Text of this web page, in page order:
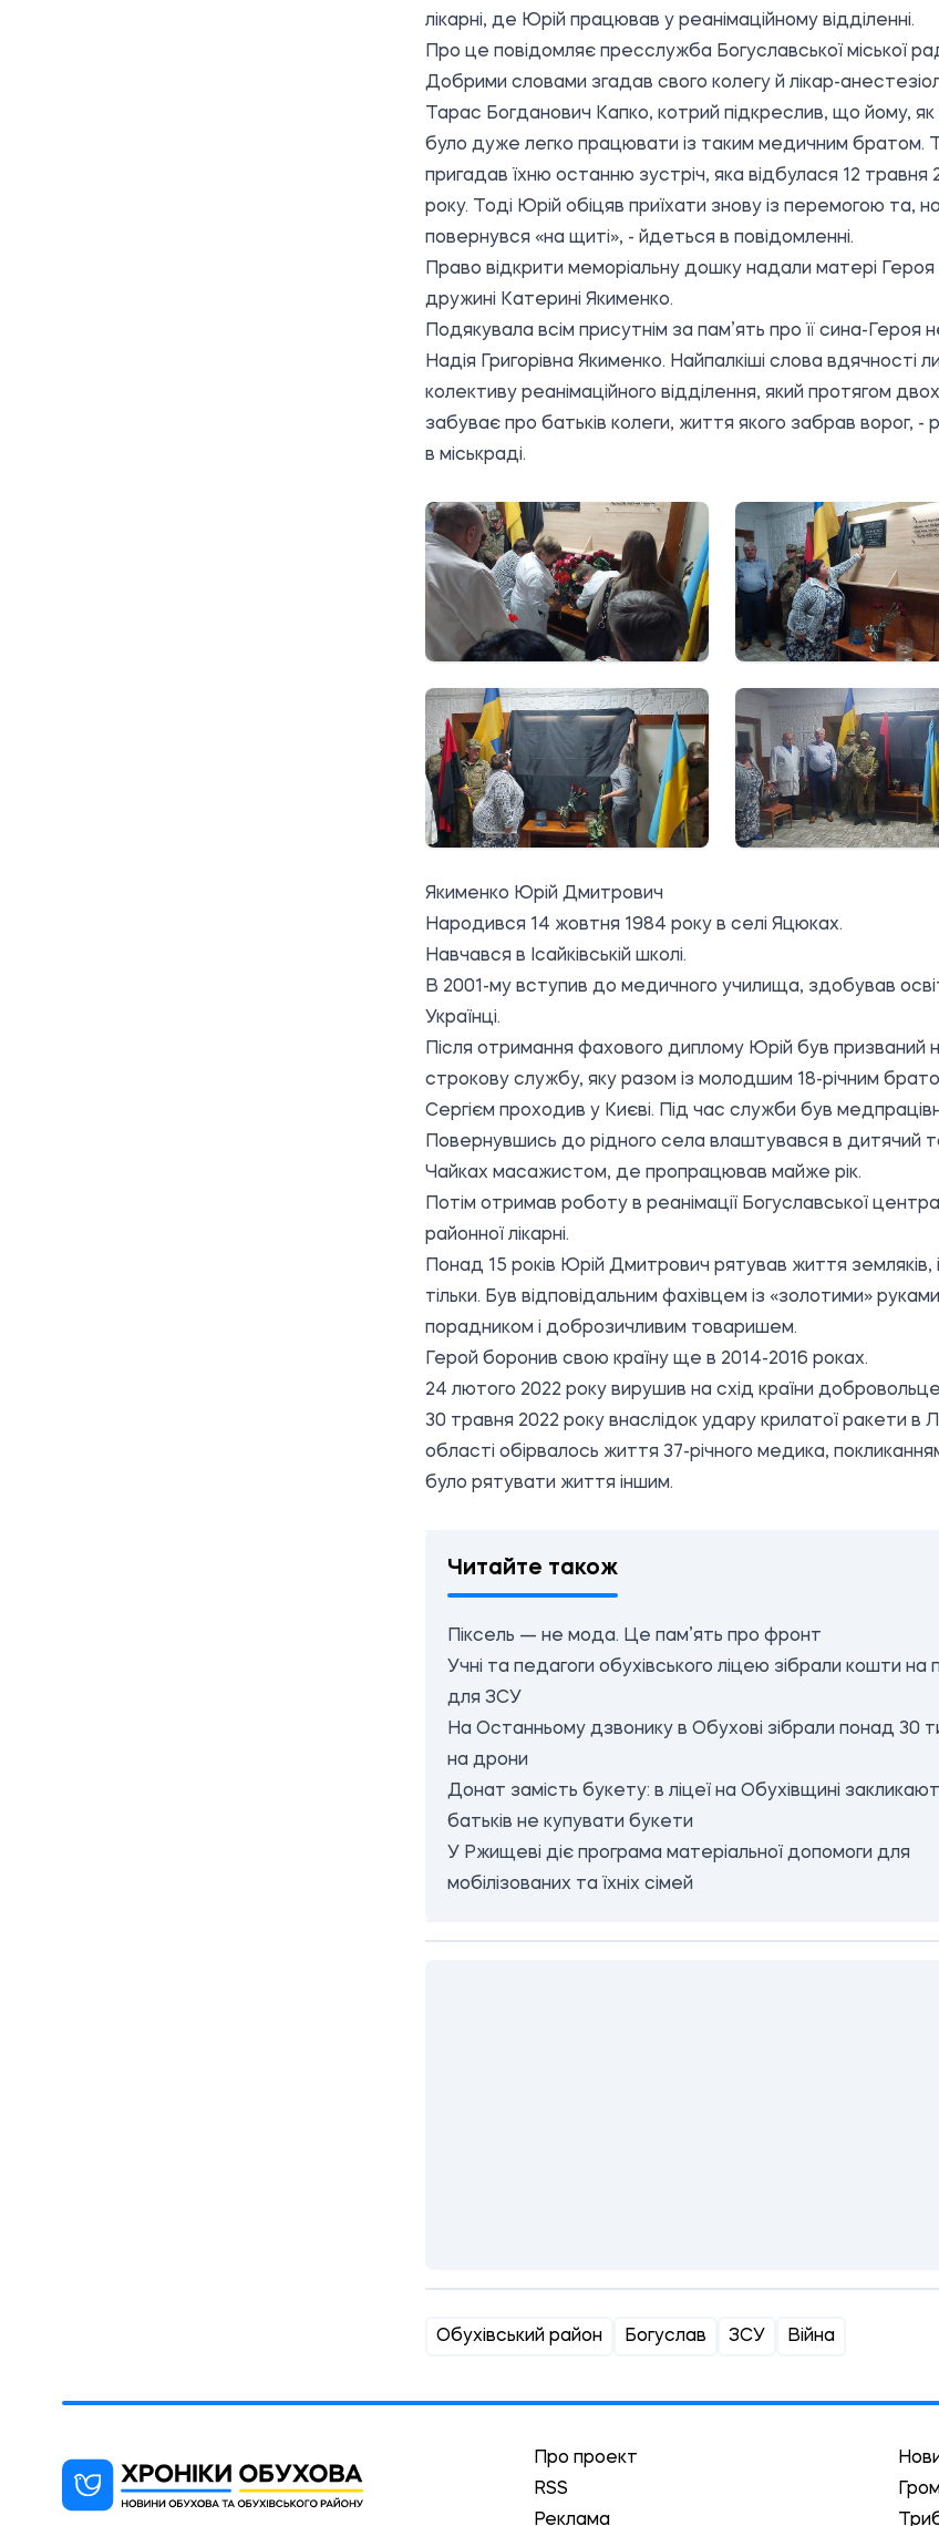
лікарні, де Юрій працював у реанімаційному відділенні.
Про це повідомляє пресслужба Богуславської міської
Добрими словами згадав свого колегу й лікар-
Тарас Богданович Капко, котрий підкреслив, що йому, як
було дуже легко працювати із таким медичним братом.
пригадав їхню останню зустріч, яка відбулася 12 травня
року. Тоді Юрій обіцяв приїхати знову із перемогою та,
повернувся «на щиті», - йдеться в повідомленні.
Право відкрити меморіальну дошку надали матері Героя
дружині Катерині Якименко.
Подякувала всім присутнім за пам’ять про її сина-Героя
Надія Григорівна Якименко. Найпалкіші слова вдячності
колективу реанімаційного відділення, який протягом
забуває про батьків колеги, життя якого забрав ворог, -
в міськраді.
Якименко Юрій Дмитрович
Народився 14 жовтня 1984 року в селі Яцюках.
Навчався в Ісайківській школі.
В 2001-му вступив до медичного училища, здобував
Українці.
Після отримання фахового диплому Юрій був призваний
строкову службу, яку разом із молодшим 18-річним
Сергієм проходив у Києві. Під час служби був
Повернувшись до рідного села влаштувався в дитячий
Чайках масажистом, де пропрацював майже рік.
Потім отримав роботу в реанімації Богуславської
районної лікарні.
Понад 15 років Юрій Дмитрович рятував життя земляків,
тільки. Був відповідальним фахівцем із «золотими»
порадником і доброзичливим товаришем.
Герой боронив свою країну ще в 2014-2016 роках.
24 лютого 2022 року вирушив на схід країни
30 травня 2022 року внаслідок удару крилатої ракети в
області обірвалось життя 37-річного медика,
було рятувати життя іншим.
Читайте також
Піксель — не мода. Це пам’ять про фронт
Учні та педагоги обухівського ліцею зібрали кошти на
для ЗСУ
На Останньому дзвонику в Обухові зібрали понад 30
на дрони
Донат замість букету: в ліцеї на Обухівщині
батьків не купувати букети
У Ржищеві діє програма матеріальної допомоги для
мобілізованих та їхніх сімей
Обухівський район Богуслав ЗСУ Війна
Про проект
RSS
Реклама